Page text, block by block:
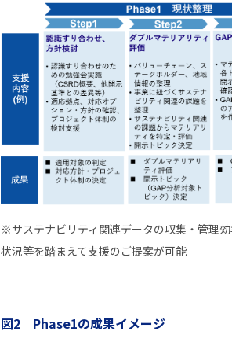
※サステナビリティ関連データの収集・管理
状況等を踏まえて支援のご提案が可能
図2 Phase1の成果イメージ